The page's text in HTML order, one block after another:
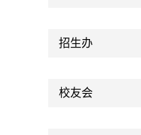
招生办
校友会